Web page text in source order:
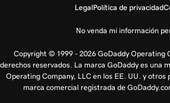
LegalPolítica de privacidad
No venda mi información
Copyright © 1999 - 2026 GoDaddy Operating
derechos reservados. La marca GoDaddy es una
Operating Company, LLC en los EE. UU. y otros
marca comercial registrada de